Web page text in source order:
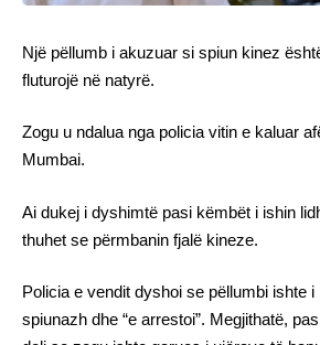
Një pëllumb i akuzuar si spiun kinez
fluturojë në natyrë.
Zogu u ndalua nga policia vitin e kaluar
Mumbai.
Ai dukej i dyshimtë pasi këmbët i ishin
thuhet se përmbanin fjalë kineze.
Policia e vendit dyshoi se pëllumbi ishte i
spiunazh dhe “e arrestoi”. Megjithatë,